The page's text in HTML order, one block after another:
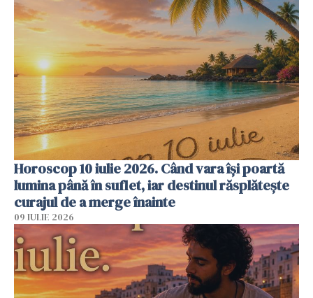
Horoscop 10 iulie 2026. Când vara își poartă
lumina până în suflet, iar destinul răsplătește
curajul de a merge înainte
09 IULIE 2026